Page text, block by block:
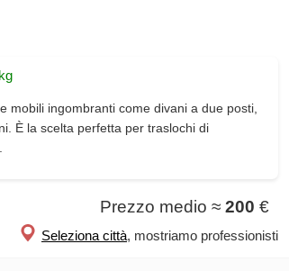
mobili ingombranti come divani a due posti,
È la scelta perfetta per traslochi di
Prezzo medio ≈ 200 €
Seleziona città, mostriamo professionisti